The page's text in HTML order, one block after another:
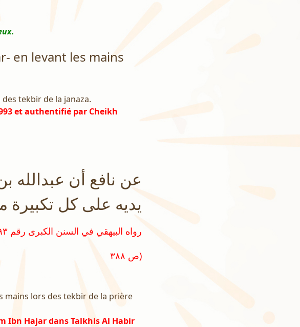
en levant les mains
tekbir de la janaza.
et authentifié par Cheikh
عن نافع أن عبدالله
يديه على كل تكبيرة
ص ٣٨٨)
mains lors des tekbir de la prière
Ibn Hajar dans Talkhis Al Habir